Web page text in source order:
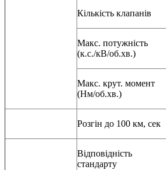
Кількість клапанів
Макс. потужність
(к.с./кВ/об.хв.)
Макс. крут. момент
(Нм/об.хв.)
Розгін до 100 км, сек
Відповідність
стандарту